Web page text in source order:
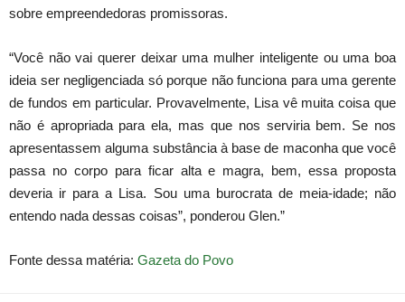
sobre empreendedoras promissoras.
“Você não vai querer deixar uma mulher inteligente ou uma boa
ideia ser negligenciada só porque não funciona para uma gerente
de fundos em particular. Provavelmente, Lisa vê muita coisa que
não é apropriada para ela, mas que nos serviria bem. Se nos
apresentassem alguma substância à base de maconha que você
passa no corpo para ficar alta e magra, bem, essa proposta
deveria ir para a Lisa. Sou uma burocrata de meia-idade; não
entendo nada dessas coisas”, ponderou Glen.”
Fonte dessa matéria: Gazeta do Povo